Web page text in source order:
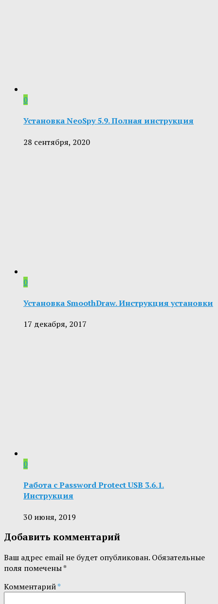
0
Установка NeoSpy 5.9. Полная инструкция
28 сентября, 2020
0
Установка SmoothDraw. Инструкция установки
17 декабря, 2017
0
Работа с Password Protect USB 3.6.1.
Инструкция
30 июня, 2019
Добавить комментарий
Ваш адрес email не будет опубликован. Обязательные
поля помечены*
Комментарий*